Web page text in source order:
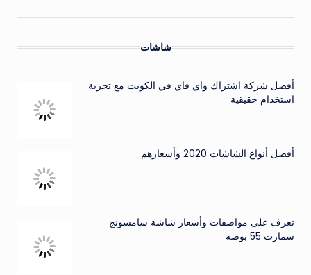
شاشات
أفضل شركة اشتراك واي فاي في الكويت مع تجربة
استخدام حقيقية
أفضل أنواع الشاشات 2020 وأسعارهم
تعرف على مواصفات وأسعار شاشة سامسونج
سمارت 55 بوصة